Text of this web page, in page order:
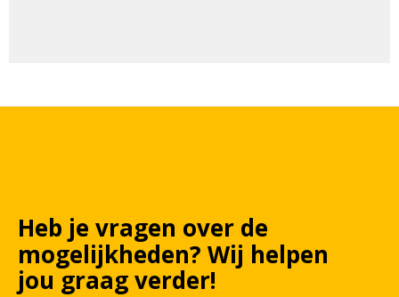
Heb je vragen over de
mogelijkheden? Wij helpen
jou graag verder!